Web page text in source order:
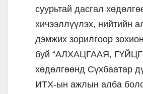
суурьтай дасгал
хичээллүүлэх, нийтийн
дэмжих зорилгоор
буй “АЛХАЦГААЯ,
хөдөлгөөнд Сүхбаатар
ИТХ-ын ажлын алба